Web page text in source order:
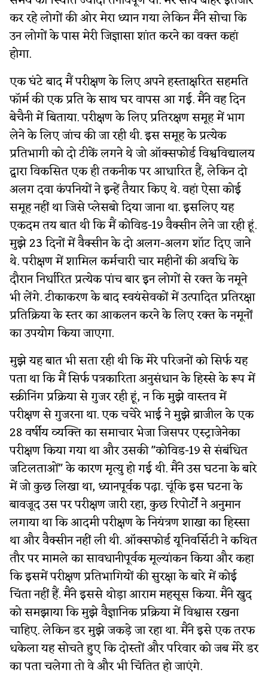
कर रहे लोगों की ओर मेरा ध्यान गया लेकिन मैंने सोचा कि
उन लोगों के पास मेरी जिज्ञासा शांत करने का वक्त कहां
होगा.
एक घंटे बाद मैं परीक्षण के लिए अपने हस्ताक्षरित सहमति
फॉर्म की एक प्रति के साथ घर वापस आ गई. मैंने वह दिन
बेचैनी में बिताया. परीक्षण के लिए प्रतिरक्षण समूह में भाग
लेने के लिए जांच की जा रही थी. इस समूह के प्रत्येक
प्रतिभागी को दो टीकें लगने थे जो ऑक्सफोर्ड विश्वविद्यालय
द्वारा विकसित एक ही तकनीक पर आधारित हैं, लेकिन दो
अलग दवा कंपनियों ने इन्हें तैयार किए थे. वहां ऐसा कोई
समूह नहीं था जिसे प्लेसबो दिया जाना था. इसलिए यह
एकदम तय बात थी कि मैं कोविड-19 वैक्सीन लेने जा रही हूं.
मुझे 23 दिनों में वैक्सीन के दो अलग-अलग शॉट दिए जाने
थे. परीक्षण में शामिल कर्मचारी चार महीनों की अवधि के
दौरान निर्धारित प्रत्येक पांच बार इन लोगों से रक्त के नमूने
भी लेंगे. टीकाकरण के बाद स्वयंसेवकों में उत्पादित प्रतिरक्षा
प्रतिक्रिया के स्तर का आकलन करने के लिए रक्त के नमूनों
का उपयोग किया जाएगा.
मुझे यह बात भी सता रही थी कि मेरे परिजनों को सिर्फ यह
पता था कि मैं सिर्फ पत्रकारिता अनुसंधान के हिस्से के रूप में
स्क्रीनिंग प्रक्रिया से गुजर रही हूं, न कि मुझे वास्तव में
परीक्षण से गुजरना था. एक चचेरे भाई ने मुझे ब्राजील के एक
28 वर्षीय व्यक्ति का समाचार भेजा जिसपर एस्ट्राजेनेका
परीक्षण किया गया था और उसकी "कोविड-19 से संबंधित
जटिलताओं" के कारण मृत्यु हो गई थी. मैंने उस घटना के बारे
में जो कुछ लिखा था, ध्यानपूर्वक पढ़ा. चूंकि इस घटना के
बावजूद उस पर परीक्षण जारी रहा, कुछ रिपोर्टों ने अनुमान
लगाया था कि आदमी परीक्षण के नियंत्रण शाखा का हिस्सा
था और वैक्सीन नहीं ली थी. ऑक्सफोर्ड यूनिवर्सिटी ने कथित
तौर पर मामले का सावधानीपूर्वक मूल्यांकन किया और कहा
कि इसमें परीक्षण प्रतिभागियों की सुरक्षा के बारे में कोई
चिंता नहीं हैं. मैंने इससे थोड़ा आराम महसूस किया. मैंने खुद
को समझाया कि मुझे वैज्ञानिक प्रक्रिया में विश्वास रखना
चाहिए. लेकिन डर मुझे जकड़े जा रहा था. मैंने इसे एक तरफ
धकेला यह सोचते हुए कि दोस्तों और परिवार को जब मेरे डर
का पता चलेगा तो वे और भी चिंतित हो जाएंगे.